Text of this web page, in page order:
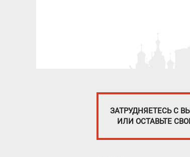
ЗАТРУДНЯЕТЕСЬ С
ИЛИ ОСТАВЬТЕ